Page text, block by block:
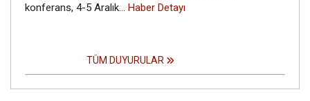
konferans, 4-5 Aralık… Haber Detayı
TÜM DUYURULAR